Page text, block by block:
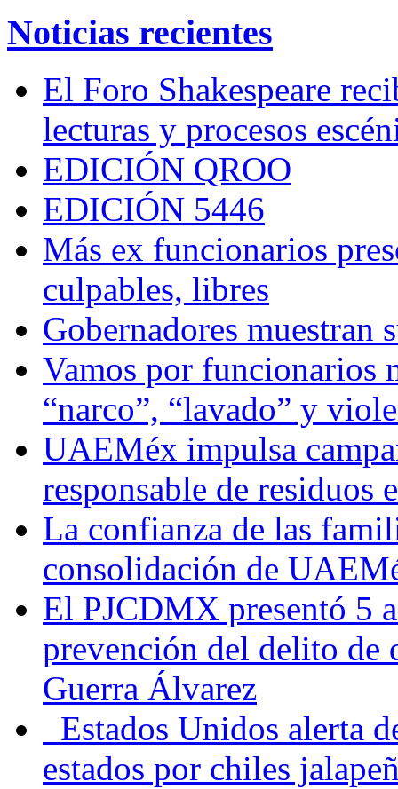
Noticias recientes
El Foro Shakespeare
lecturas y procesos
EDICIÓN QROO
EDICIÓN 5446
Más ex funcionarios
culpables, libres
Gobernadores muestran
Vamos por funcionarios
“narco”, “lavado” y
UAEMéx impulsa
responsable de residuos
La confianza de las
consolidación de
El PJCDMX presentó 5
prevención del delito de
Guerra Álvarez
Estados Unidos alerta
estados por chiles